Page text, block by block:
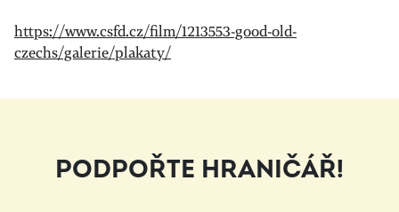
https://www.csfd.cz/film/1213553-good-old-
czechs/galerie/plakaty/
PODPOŘTE HRANIČÁŘ!